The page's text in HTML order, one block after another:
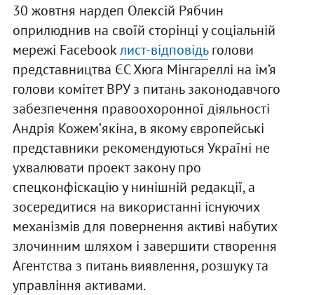
30 жовтня нардеп Олексій Рябчин
оприлюднив на своїй сторінці у соціальній
мережі Facebookлист-відповідьголови
представництва ЄС Хюга Мінгареллі на ім’я
голови комітет ВРУ з питань законодавчого
забезпечення правоохоронної діяльності
Андрія Кожемʼякіна, в якому європейські
представники рекомендуються Україні не
ухвалювати проект закону про
спецконфіскацію у нинішній редакції, а
зосередитися на використанні існуючих
механізмів для повернення активі набутих
злочинним шляхом і завершити створення
Агентства з питань виявлення, розшуку та
управління активами.